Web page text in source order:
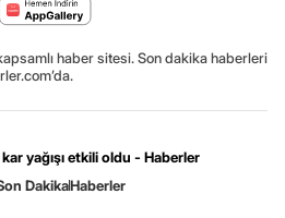
haber sitesi. Son dakika haberleri
yağışı etkili oldu - Haberler
DakikaHaberler